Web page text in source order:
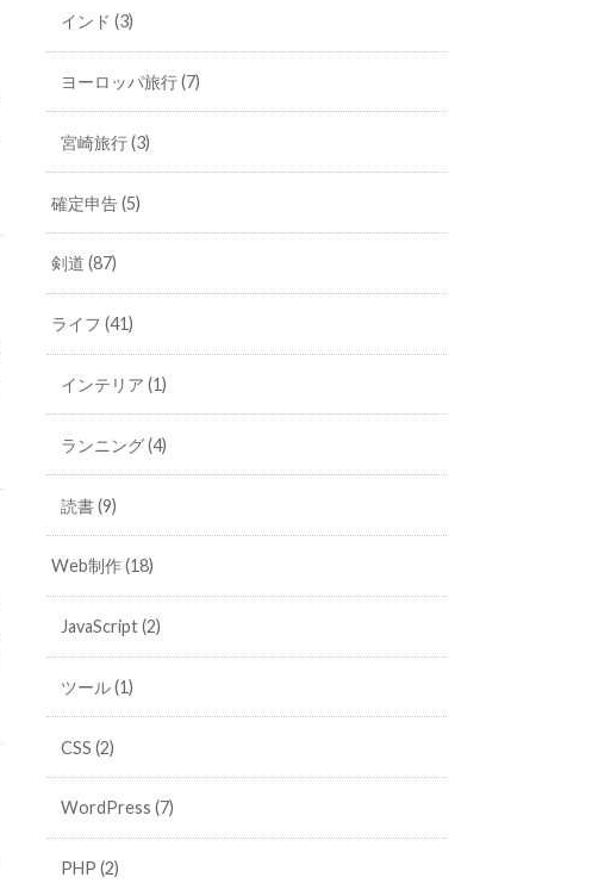
インド (3)
ヨーロッパ旅行(7)
宮崎旅行(3)
確定申告(5)
剣道(87)
ライフ(41)
インテリア (1)
ランニング(4)
読書(9)
Web制作(18)
JavaScript(2)
ツール(1)
CSS (2)
WordPress (7)
PHP (2)